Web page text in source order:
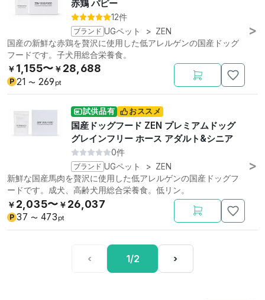
赤鶏 パピー
12件
ブランド UGペット > ZEN
国産の新鮮な赤鶏を贅沢に使用した低アレルゲンの国産ドッグ
フードです。子犬用総合栄養食。
￥ 1,155〜 ￥ 28,688
P 21 〜 269 pt
試供品有 おススメ
国産ドッグフード ZEN プレミアムドッグ
グレインフリー ホース アダルト&シニア
0件
ブランド UGペット > ZEN
新鮮な国産馬肉を贅沢に使用した低アレルゲンの国産ドッグフ
ードです。成犬、高齢犬用総合栄養食。低リン。
￥ 2,035〜 ￥ 26,037
P 37 〜 473 pt
‹ 1/2 ›